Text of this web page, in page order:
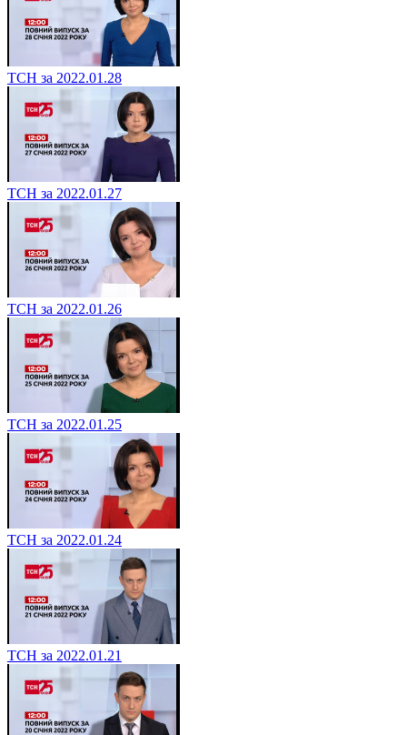
ТСН за 2022.01.28
ТСН за 2022.01.27
ТСН за 2022.01.26
ТСН за 2022.01.25
ТСН за 2022.01.24
ТСН за 2022.01.21